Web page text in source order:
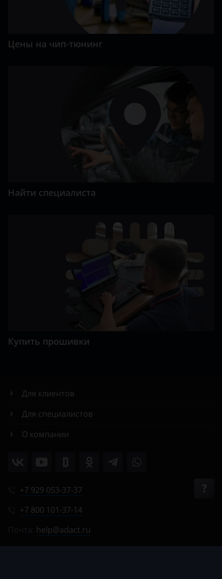
Цены на чип-тюнинг
Найти специалиста
Купить прошивки
Для клиентов
Для специалистов
О компании
+7 929 053-37-37
+7 800 101-37-14
help@adact.ru